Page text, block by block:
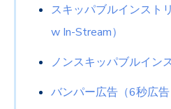
スキッパブルインスト
w In-Stream）
ノンスキッパブルイン
バンパー広告（6秒広告